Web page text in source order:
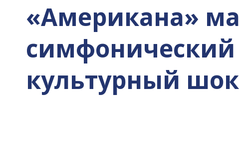
«Американа»
симфонический
культурный шок